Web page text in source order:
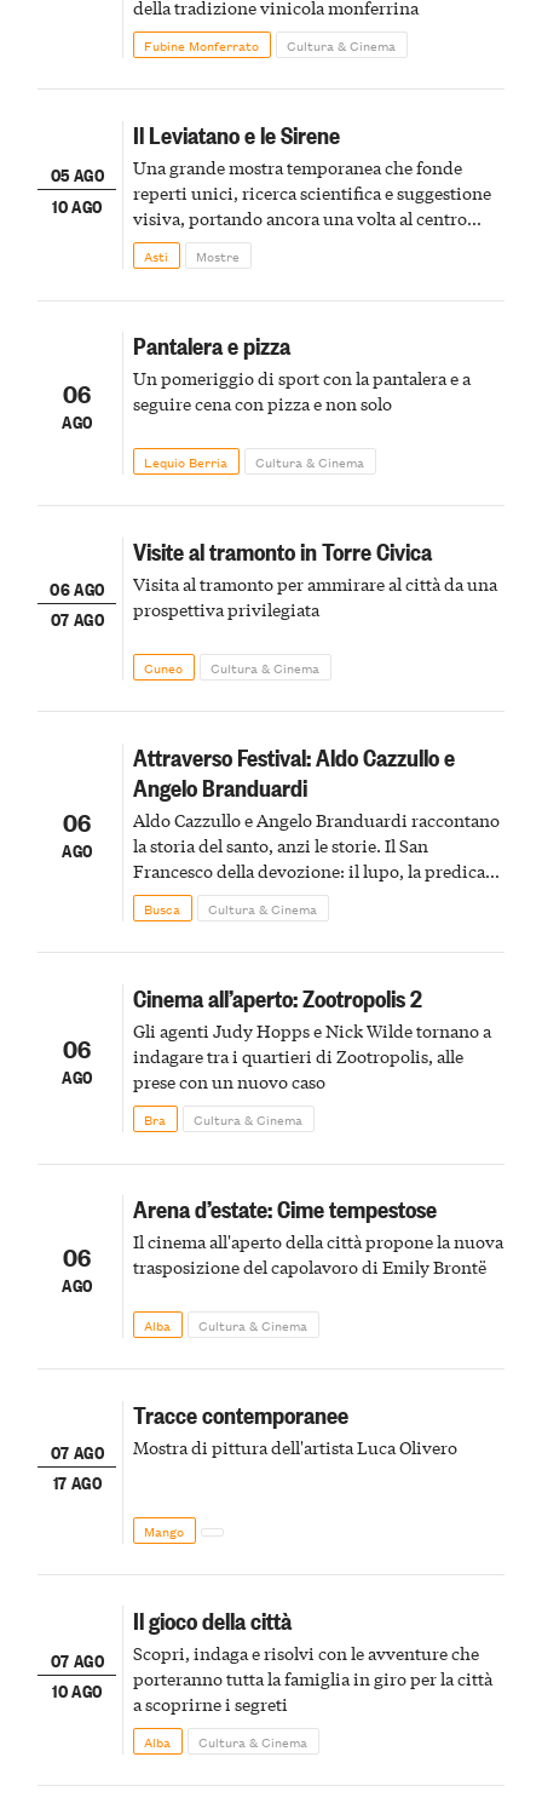
della tradizione vinicola monferrina
Fubine Monferrato Cultura & Cinema
05 AGO
10 AGO
Il Leviatano e le Sirene
Una grande mostra temporanea che fonde
reperti unici, ricerca scientifica e suggestione
visiva, portando ancora una volta al centro
della scena le meraviglie del passato astigiano
Asti Mostre
06
AGO
Pantalera e pizza
Un pomeriggio di sport con la pantalera e a
seguire cena con pizza e non solo
Lequio Berria Cultura & Cinema
06 AGO
07 AGO
Visite al tramonto in Torre Civica
Visita al tramonto per ammirare al città da una
prospettiva privilegiata
Cuneo Cultura & Cinema
06
AGO
Attraverso Festival: Aldo Cazzullo e
Angelo Branduardi
Aldo Cazzullo e Angelo Branduardi raccontano
la storia del santo, anzi le storie. Il San
Francesco della devozione: il lupo, la predica
agli uccelli, le stimmate
Busca Cultura & Cinema
06
AGO
Cinema all’aperto: Zootropolis 2
Gli agenti Judy Hopps e Nick Wilde tornano a
indagare tra i quartieri di Zootropolis, alle
prese con un nuovo caso
Bra Cultura & Cinema
06
AGO
Arena d’estate: Cime tempestose
Il cinema all'aperto della città propone la nuova
trasposizione del capolavoro di Emily Brontë
Alba Cultura & Cinema
07 AGO
17 AGO
Tracce contemporanee
Mostra di pittura dell'artista Luca Olivero
Mango
07 AGO
10 AGO
Il gioco della città
Scopri, indaga e risolvi con le avventure che
porteranno tutta la famiglia in giro per la città
a scoprirne i segreti
Alba Cultura & Cinema